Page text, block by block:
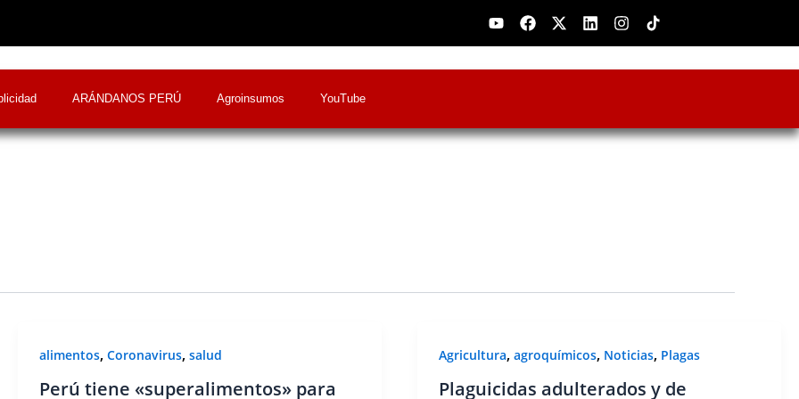
YoutubeFacebook
X-
twitter
LinkedinInstagram
ARÁNDANOS PERÚ Agroinsumos YouTube
alimentos, Coronavirus, salud
Perú tiene «superalimentos» para
Agricultura, agroquímicos, Noticias, Plagas
Plaguicidas adulterados y de